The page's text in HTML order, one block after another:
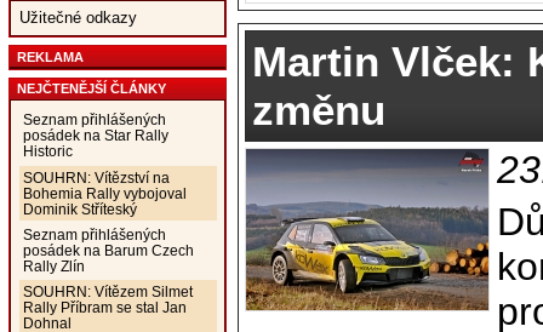
Užitečné odkazy
REKLAMA
NEJČTENĚJŠÍ ČLÁNKY
Seznam přihlášených
posádek na Star Rally
Historic
SOUHRN: Vítězství na
Bohemia Rally vybojoval
Dominik Stříteský
Seznam přihlášených
posádek na Barum Czech
Rally Zlín
SOUHRN: Vítězem Silmet
Rally Příbram se stal Jan
Dohnal
Martin Vlček:
změnu